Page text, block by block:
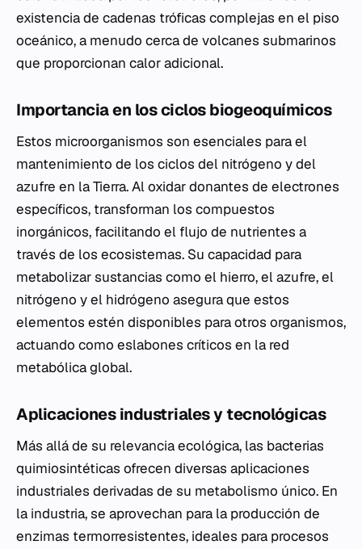
existencia de cadenas tróficas complejas en el piso
oceánico, a menudo cerca de volcanes submarinos
que proporcionan calor adicional.
Importancia en los ciclos biogeoquímicos
Estos microorganismos son esenciales para el
mantenimiento de los ciclos del nitrógeno y del
azufre en la Tierra. Al oxidar donantes de electrones
específicos, transforman los compuestos
inorgánicos, facilitando el flujo de nutrientes a
través de los ecosistemas. Su capacidad para
metabolizar sustancias como el hierro, el azufre, el
nitrógeno y el hidrógeno asegura que estos
elementos estén disponibles para otros organismos,
actuando como eslabones críticos en la red
metabólica global.
Aplicaciones industriales y tecnológicas
Más allá de su relevancia ecológica, las bacterias
quimiosintéticas ofrecen diversas aplicaciones
industriales derivadas de su metabolismo único. En
la industria, se aprovechan para la producción de
enzimas termorresistentes, ideales para procesos